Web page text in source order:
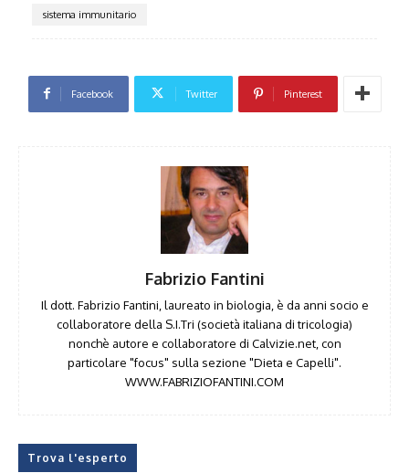
sistema immunitario
Facebook Twitter Pinterest
Fabrizio Fantini
Il dott. Fabrizio Fantini, laureato in biologia, è da anni socio e
collaboratore della S.I.Tri (società italiana di tricologia)
nonchè autore e collaboratore di Calvizie.net, con
particolare "focus" sulla sezione "Dieta e Capelli".
WWW.FABRIZIOFANTINI.COM
Trova l'esperto